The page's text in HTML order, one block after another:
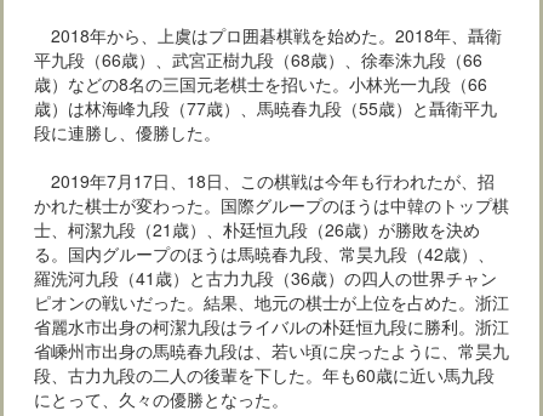
2018年から、上虞はプロ囲碁棋戦を始めた。2018年、聶衛
平九段（66歳）、武宮正樹九段（68歳）、徐奉洙九段（66
歳）などの8名の三国元老棋士を招いた。小林光一九段（66
歳）は林海峰九段（77歳）、馬暁春九段（55歳）と聶衛平九
段に連勝し、優勝した。
2019年7月17日、18日、この棋戦は今年も行われたが、招
かれた棋士が変わった。国際グループのほうは中韓のトップ棋
士、柯潔九段（21歳）、朴廷恒九段（26歳）が勝敗を決め
る。国内グループのほうは馬暁春九段、常昊九段（42歳）、
羅洗河九段（41歳）と古力九段（36歳）の四人の世界チャン
ピオンの戦いだった。結果、地元の棋士が上位を占めた。浙江
省麗水市出身の柯潔九段はライバルの朴廷恒九段に勝利。浙江
省嵊州市出身の馬暁春九段は、若い頃に戻ったように、常昊九
段、古力九段の二人の後輩を下した。年も60歳に近い馬九段
にとって、久々の優勝となった。